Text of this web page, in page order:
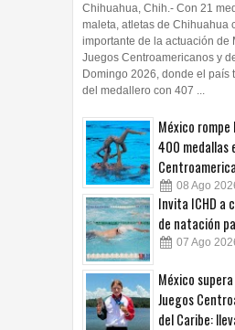
Chihuahua, Chih.- Con 21
maleta, atletas de Chihuahua
importante de la actuación de
Juegos Centroamericanos y
Domingo 2026, donde el país
del medallero con 407 ...
México
400 medallas
08 Ago
Invita ICHD a
de natación
07 Ago
México
Juegos
del Caribe: